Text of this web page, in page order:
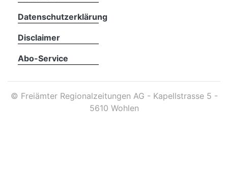
Datenschutzerklärung
Disclaimer
Abo-Service
© Freiämter Regionalzeitungen AG - Kapellstrasse 5 -
5610 Wohlen